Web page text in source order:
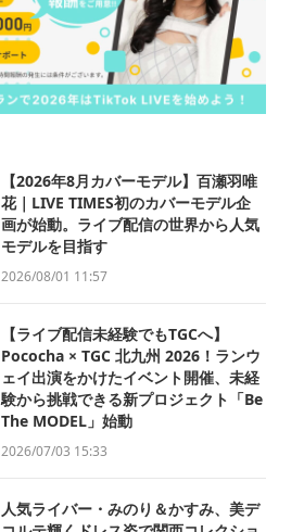
【2026年8月カバーモデル】百瀬羽唯
花｜LIVE TIMES初のカバーモデル企
画が始動。ライブ配信の世界から人気
モデルを目指す
2026/08/01 11:57
【ライブ配信未経験でもTGCへ】
Pococha × TGC 北九州 2026！ランウ
ェイ出演をかけたイベント開催、未経
験から挑戦できる新プロジェクト「Be
The MODEL」始動
2026/07/03 15:33
人気ライバー・みのり＆かすみ、美デ